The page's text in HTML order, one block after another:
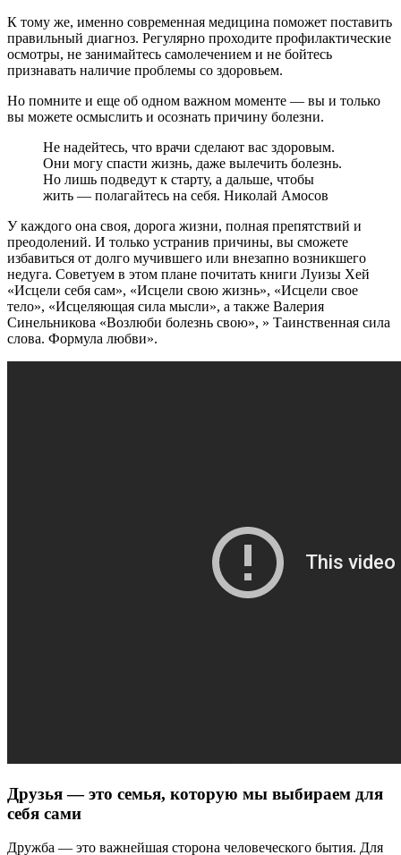
К тому же, именно современная медицина поможет поставить
правильный диагноз. Регулярно проходите профилактические
осмотры, не занимайтесь самолечением и не бойтесь
признавать наличие проблемы со здоровьем.
Но помните и еще об одном важном моменте — вы и только
вы можете осмыслить и осознать причину болезни.
Не надейтесь, что врачи сделают вас здоровым.
Они могу спасти жизнь, даже вылечить болезнь.
Но лишь подведут к старту, а дальше, чтобы
жить — полагайтесь на себя. Николай Амосов
У каждого она своя, дорога жизни, полная препятствий и
преодолений. И только устранив причины, вы сможете
избавиться от долго мучившего или внезапно возникшего
недуга. Советуем в этом плане почитать книги Луизы Хей
«Исцели себя сам», «Исцели свою жизнь», «Исцели свое
тело», «Исцеляющая сила мысли», а также Валерия
Синельникова «Возлюби болезнь свою», » Таинственная сила
слова. Формула любви».
Друзья — это семья, которую мы выбираем для
себя сами
Дружба — это важнейшая сторона человеческого бытия. Для